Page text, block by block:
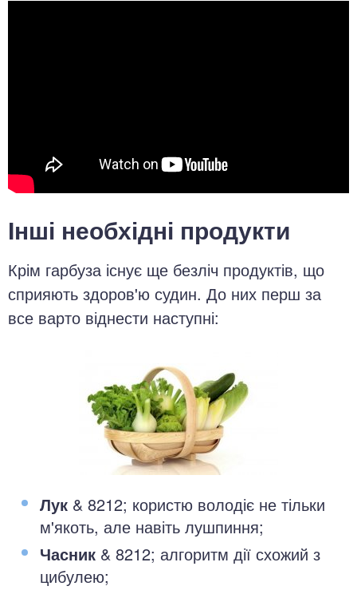
Інші необхідні продукти
Крім гарбуза існує ще безліч продуктів, що
сприяють здоров'ю судин. До них перш за
все варто віднести наступні:
Лук & 8212; користю володіє не тільки
м'якоть, але навіть лушпиння;
Часник & 8212; алгоритм дії схожий з
цибулею;